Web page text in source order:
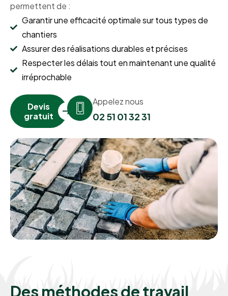
permettent de :
Garantir une efficacité optimale sur tous types de
chantiers
Assurer des réalisations durables et précises
Respecter les délais tout en maintenant une qualité
irréprochable
Devis
gratuit
Appelez nous
02 51 01 32 31
Des méthodes de travail